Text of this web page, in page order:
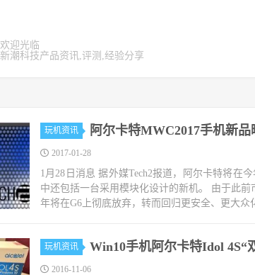
欢迎光临
新潮科技产品资讯,评测,经验分享
玩机资讯 阿尔卡特MWC2017手机新品
2017-01-28
1月28日消息 据外媒Tech2报道，阿尔卡特将在
中还包括一台采用模块化设计的新机。 由于此
年将在G6上彻底放弃，转而回归更安全、更大众
玩机资讯 Win10手机阿尔卡特Idol 4S“
2016-11-06